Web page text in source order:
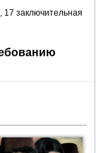
17 заключительная